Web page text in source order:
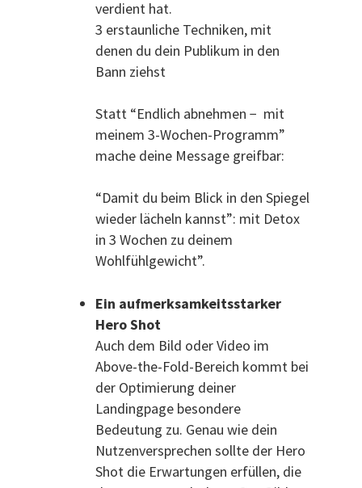
verdient hat.
3 erstaunliche Techniken, mit
denen du dein Publikum in den
Bann ziehst
Statt “Endlich abnehmen − mit
meinem 3-Wochen-Programm”
mache deine Message greifbar:
“Damit du beim Blick in den Spiegel
wieder lächeln kannst”: mit Detox
in 3 Wochen zu deinem
Wohlfühlgewicht”.
Ein aufmerksamkeitsstarker
Hero Shot
Auch dem Bild oder Video im
Above-the-Fold-Bereich kommt bei
der Optimierung deiner
Landingpage besondere
Bedeutung zu. Genau wie dein
Nutzenversprechen sollte der Hero
Shot die Erwartungen erfüllen, die